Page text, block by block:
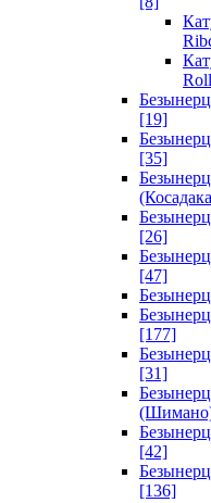
[19]
[35]
[26]
[47]
[177]
[31]
[42]
[136]